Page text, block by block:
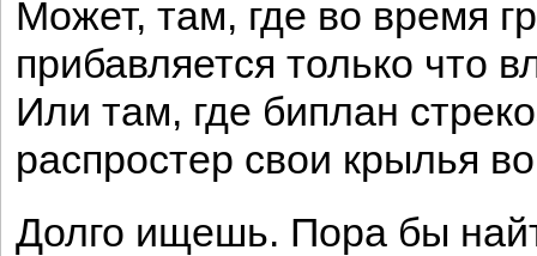
Может, там, где во время
прибавляется только что
Или там, где биплан
распростер свои крылья
Долго ищешь. Пора бы